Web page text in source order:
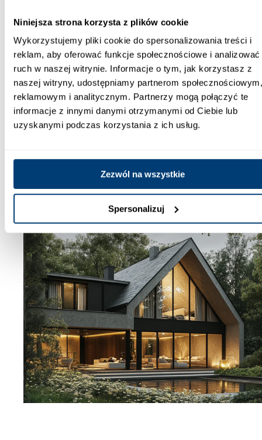
Niniejsza strona korzysta z plików cookie
Wykorzystujemy pliki cookie do spersonalizowania treści i
reklam, aby oferować funkcje społecznościowe i analizować
ruch w naszej witrynie. Informacje o tym, jak korzystasz z
naszej witryny, udostępniamy partnerom społecznościowym,
reklamowym i analitycznym. Partnerzy mogą połączyć te
informacje z innymi danymi otrzymanymi od Ciebie lub
uzyskanymi podczas korzystania z ich usług.
Zezwól na wszystkie
Spersonalizuj
pełni wykorzystać potencjał działki i
uwzględnić potrzeby konkretnej rodziny.
Architekt tworzyprojekt indywidualny domu,
biorąc pod uwagę preferowaną liczbę pokoi,
funkcje pomieszczeń,styl architektoniczny,
uwarunkowanie lokalizacji(nasłonecznienie,
ukształtowanie terenu, dostęp do mediów)
orazwymagania energooszczędności i